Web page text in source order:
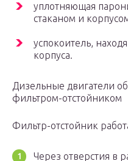
уплотняющая
стаканом и
успокоитель,
корпуса.
Дизельные двигатели
фильтром-отстойником
Фильтр-отстойник
Через отверстия в